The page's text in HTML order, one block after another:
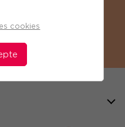
cookies